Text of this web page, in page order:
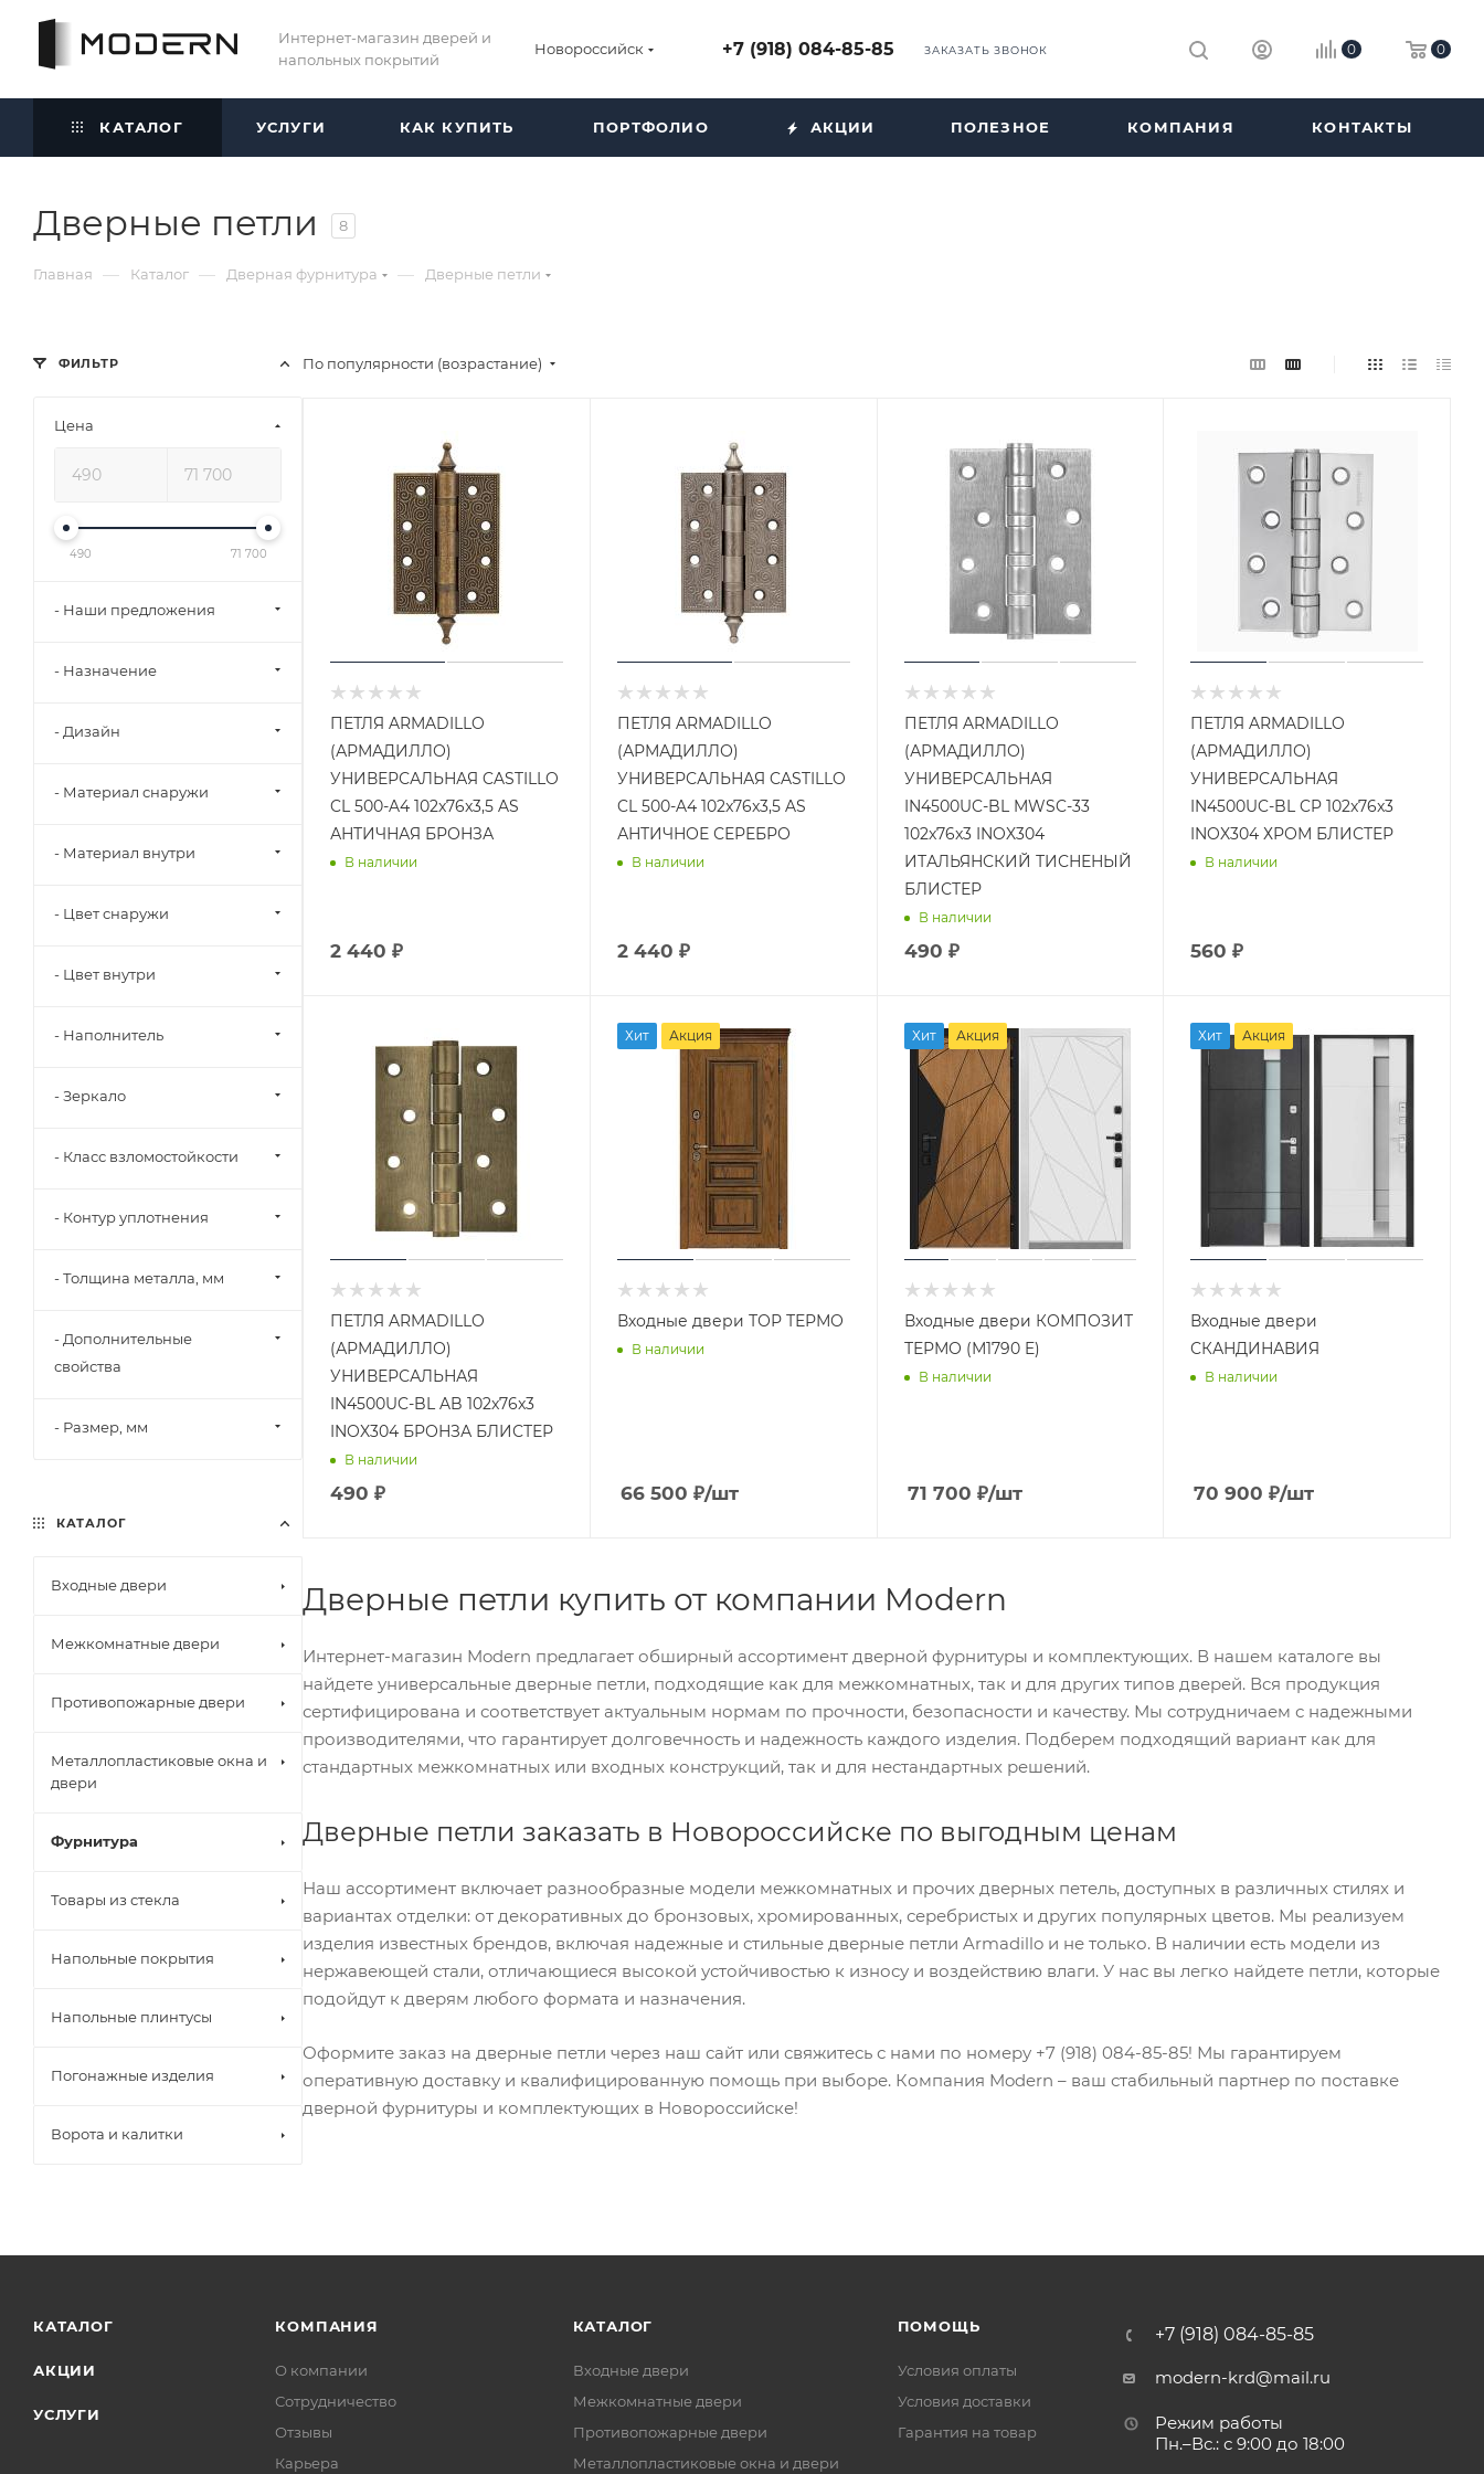
Интернет-магазин дверей и
напольных покрытий
Новороссийск +7 (918) 084-85-85 ЗАКАЗАТЬ ЗВОНОК 0 0
КАТАЛОГ УСЛУГИ КАК КУПИТЬ ПОРТФОЛИО АКЦИИ ПОЛЕЗНОЕ КОМПАНИЯ КОНТАКТЫ
Дверные петли 8
Главная — Каталог — Дверная фурнитура — Дверные петли
По популярности (возрастание)
ПЕТЛЯ ARMADILLO
(АРМАДИЛЛО)
УНИВЕРСАЛЬНАЯ CASTILLO
CL 500-A4 102x76x3,5 AS
АНТИЧНАЯ БРОНЗА
В наличии
2 440 ₽
ПЕТЛЯ ARMADILLO
(АРМАДИЛЛО)
УНИВЕРСАЛЬНАЯ CASTILLO
CL 500-A4 102x76x3,5 AS
АНТИЧНОЕ СЕРЕБРО
В наличии
2 440 ₽
ПЕТЛЯ ARMADILLO
(АРМАДИЛЛО)
УНИВЕРСАЛЬНАЯ
IN4500UC-BL MWSC-33
102x76x3 INOX304
ИТАЛЬЯНСКИЙ ТИСНЕНЫЙ
БЛИСТЕР
В наличии
490 ₽
ПЕТЛЯ ARMADILLO
(АРМАДИЛЛО)
УНИВЕРСАЛЬНАЯ
IN4500UC-BL CP 102x76x3
INOX304 ХРОМ БЛИСТЕР
В наличии
560 ₽
ПЕТЛЯ ARMADILLO
(АРМАДИЛЛО)
УНИВЕРСАЛЬНАЯ
IN4500UC-BL AB 102x76x3
INOX304 БРОНЗА БЛИСТЕР
В наличии
490 ₽
Хит Акция
Входные двери ТОР ТЕРМО
В наличии
66 500 ₽/шт
Хит Акция
Входные двери КОМПОЗИТ
ТЕРМО (М1790 E)
В наличии
71 700 ₽/шт
Хит Акция
Входные двери
СКАНДИНАВИЯ
В наличии
70 900 ₽/шт
Дверные петли купить от компании Modern
Интернет-магазин Modern предлагает обширный ассортимент дверной фурнитуры и комплектующих. В нашем каталоге вы
найдете универсальные дверные петли, подходящие как для межкомнатных, так и для других типов дверей. Вся продукция
сертифицирована и соответствует актуальным нормам по прочности, безопасности и качеству. Мы сотрудничаем с надежными
производителями, что гарантирует долговечность и надежность каждого изделия. Подберем подходящий вариант как для
стандартных межкомнатных или входных конструкций, так и для нестандартных решений.
Дверные петли заказать в Новороссийске по выгодным ценам
Наш ассортимент включает разнообразные модели межкомнатных и прочих дверных петель, доступных в различных стилях и
вариантах отделки: от декоративных до бронзовых, хромированных, серебристых и других популярных цветов. Мы реализуем
изделия известных брендов, включая надежные и стильные дверные петли Armadillo и не только. В наличии есть модели из
нержавеющей стали, отличающиеся высокой устойчивостью к износу и воздействию влаги. У нас вы легко найдете петли, которые
подойдут к дверям любого формата и назначения.
Оформите заказ на дверные петли через наш сайт или свяжитесь с нами по номеру +7 (918) 084-85-85! Мы гарантируем
оперативную доставку и квалифицированную помощь при выборе. Компания Modern – ваш стабильный партнер по поставке
дверной фурнитуры и комплектующих в Новороссийске!
КАТАЛОГ
Входные двери
Межкомнатные двери
Противопожарные двери
Металлопластиковые окна и
двери
Фурнитура
Товары из стекла
Напольные покрытия
Напольные плинтусы
Погонажные изделия
Ворота и калитки
ФИЛЬТР
Цена
490 71 700
- Наши предложения
- Назначение
- Дизайн
- Материал снаружи
- Материал внутри
- Цвет снаружи
- Цвет внутри
- Наполнитель
- Зеркало
- Класс взломостойкости
- Контур уплотнения
- Толщина металла, мм
- Дополнительные
свойства
- Размер, мм
КАТАЛОГ
АКЦИИ
УСЛУГИ
КОМПАНИЯ
О компании
Сотрудничество
Отзывы
Карьера
КАТАЛОГ
Входные двери
Межкомнатные двери
Противопожарные двери
Металлопластиковые окна и двери
ПОМОЩЬ
Условия оплаты
Условия доставки
Гарантия на товар
+7 (918) 084-85-85
modern-krd@mail.ru
Режим работы
Пн.–Вс.: с 9:00 до 18:00